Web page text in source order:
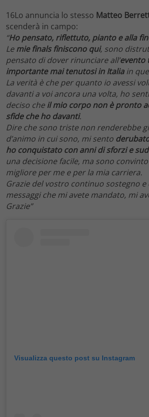
16Lo annuncia lo stesso Matteo
scenderà in campo:
“Ho pensato, riflettuto, pianto e alla
Lemie finals finiscono qui, sono
pensato di dover rinunciare all’evento
importante mai tenutosi in Italiain
La verità è che per quanto io avessi
davanti a voi ancora una volta, ho
deciso cheil mio corpo non è pronto
sfide che ho davanti.
Dire che sono triste non renderebbe
d’animo in cui sono, mi sento
ho conquistato con anni di sforzi e
una decisione facile, ma sono
migliore per me e per la mia carriera.
Grazie del vostro continuo sostegno e
messaggi che mi avete mandato, mi
Grazie”
Visualizza questo post su Instagram